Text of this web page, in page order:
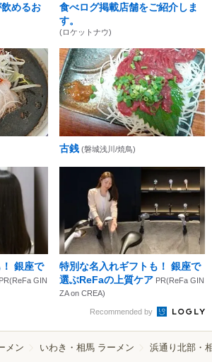
めるお
食べログ掲載店舗をご紹介しま
す。
(ロケットナウ)
古銭 (磐城浅川/焼鳥)
銀座で
PR(ReFa GIN
特別な名入れギフトも！ 銀座で
選ぶReFaの上質ケア PR(ReFa GIN
ZA on CREA)
Recommended by
メン いわき・相馬 ラーメン 浜通り北部・